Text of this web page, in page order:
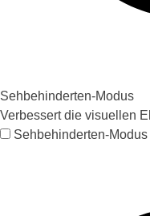
Sehbehinderten-Modus
Verbessert die visuellen
Sehbehinderten-Modus